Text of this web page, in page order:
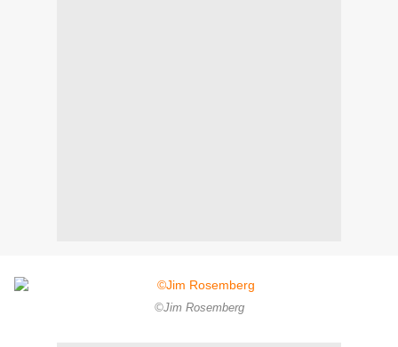
©Jim Rosemberg